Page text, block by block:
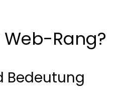
Rang?
Bedeutung